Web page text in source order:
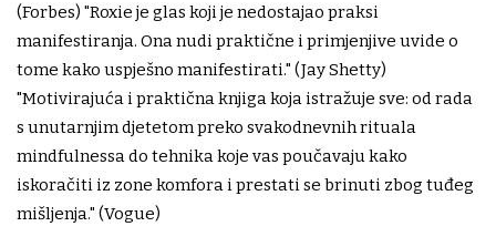
(Forbes) "Roxie je glas koji je nedostajao praksi
manifestiranja. Ona nudi praktične i primjenjive uvide o
tome kako uspješno manifestirati." (Jay Shetty)
"Motivirajuća i praktična knjiga koja istražuje sve: od rada
s unutarnjim djetetom preko svakodnevnih rituala
mindfulnessa do tehnika koje vas poučavaju kako
iskoračiti iz zone komfora i prestati se brinuti zbog tuđeg
mišljenja." (Vogue)